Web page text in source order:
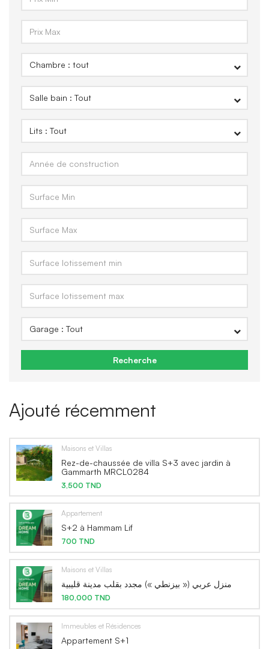
Recherche
Ajouté récemment
Maisons et Villas
Rez-de-chaussée de villa S+3 avec jardin à
Gammarth MRCL0284
3,500 TND
Appartement
S+2 à Hammam Lif
700 TND
Maisons et Villas
منزل عربي (« بيزنطي ») مجدد بقلب مدينة قليبية
180,000 TND
Immeubles et Résidences
Appartement S+1